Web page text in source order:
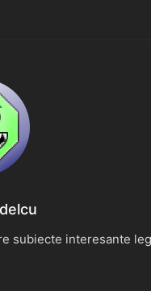
subiecte interesante